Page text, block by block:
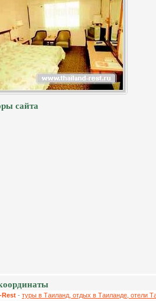
сайта
Rest - туры в Таиланд, отдых в Таиланде, отели